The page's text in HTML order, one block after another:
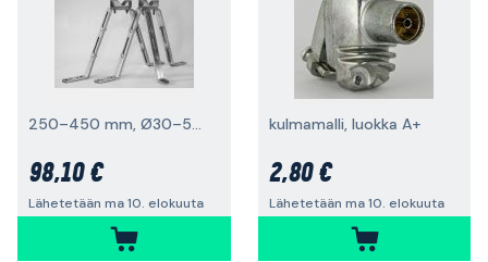
250–450 mm, Ø30–50 mm:n putkelle
98,10 €
Lähetetään ma 10. elokuuta
kulmamalli, luokka A+
2,80 €
Lähetetään ma 10. elokuuta